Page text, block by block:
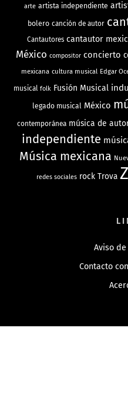
arte artista independiente
bolero canción de autor
Cantautores cantautor
México compositor concierto
mexicana cultura musical Edgar
musical folk Fusión Musical
legado musical México
contemporánea música de
independiente
Música mexicana
redes sociales rock Trova
Aviso
Contacto